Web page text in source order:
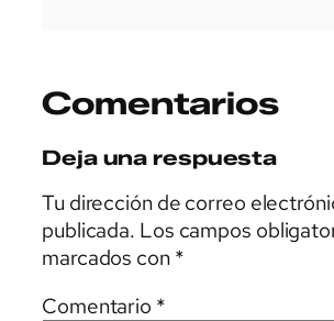
Comentarios
Deja una respuesta
Tu dirección de correo
publicada. Los campos
marcados con *
Comentario *